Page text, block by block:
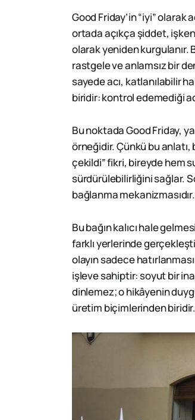
Good Friday’in “iyi” olarak
ortada açıkça şiddet,
olarak yeniden kurgulanır.
rastgele ve anlamsız bir
sayede acı, katlanılabilir
biridir: kontrol edemediği
Bu noktada Good Friday,
örneğidir. Çünkü bu anlatı,
çekildi” fikri, bireyde hem
sürdürülebilirliğini sağlar.
bağlanma
Bu bağın kalıcı hale
farklı yerlerinde
olayın sadece
işleve sahiptir: soyut bir
dinlemez; o hikâyenin
üretim biçimlerinden biridir.